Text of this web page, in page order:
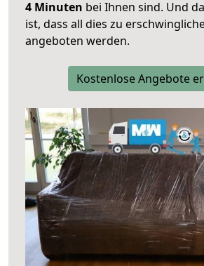
4 Minuten bei Ihnen sind. Und
ist, dass all dies zu
angeboten werden.
Kostenlose Angebote